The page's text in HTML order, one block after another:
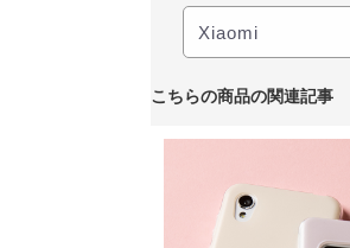
こちらの商品の関連記事